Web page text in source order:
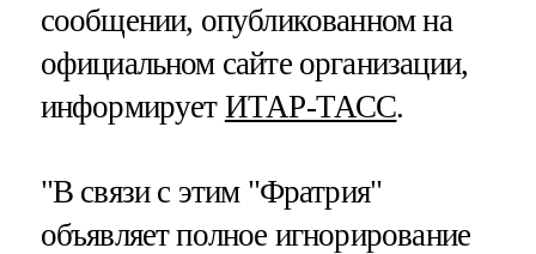
сообщении, опубликованном на
официальном сайте организации,
информирует ИТАР-ТАСС.
"В связи с этим "Фратрия"
объявляет полное игнорирование